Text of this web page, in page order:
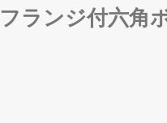
フランジ付六角